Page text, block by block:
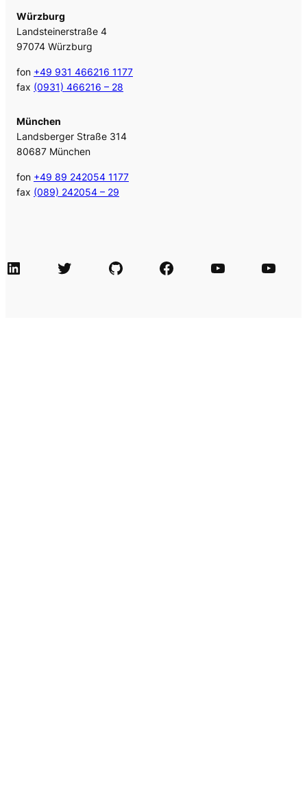
Würzburg
Landsteinerstraße 4
97074 Würzburg
fon +49 931 466216 1177
fax (0931) 466216 – 28
München
Landsberger Straße 314
80687 München
fon +49 89 242054 1177
fax (089) 242054 – 29
LinkedIn Twitter GitHub Facebook Agile Videos Tech-Videos